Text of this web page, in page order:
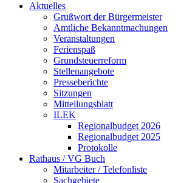
Aktuelles
Grußwort der Bürgermeister
Amtliche Bekanntmachungen
Veranstaltungen
Ferienspaß
Grundsteuerreform
Stellenangebote
Presseberichte
Sitzungen
Mitteilungsblatt
ILEK
Regionalbudget 2026
Regionalbudget 2025
Protokolle
Rathaus / VG Buch
Mitarbeiter / Telefonliste
Sachgebiete